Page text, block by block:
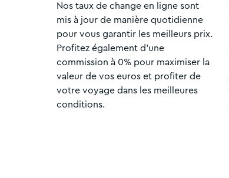
Nos taux de change en ligne sont
mis à jour de manière quotidienne
pour vous garantir les meilleurs prix.
Profitez également d'une
commission à 0% pour maximiser la
valeur de vos euros et profiter de
votre voyage dans les meilleures
conditions.